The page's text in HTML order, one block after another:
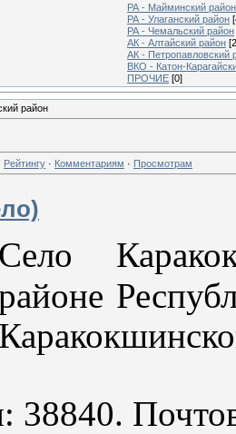
РА - Майминский район
РА - Улаганский район
РА - Чемальский район
АК - Алтайский район
АК - Петропавловский
ВКО - Катон-
ПРОЧИЕ [0]
район
Рейтингу · Комментариям · Просмотрам
Село
38840.